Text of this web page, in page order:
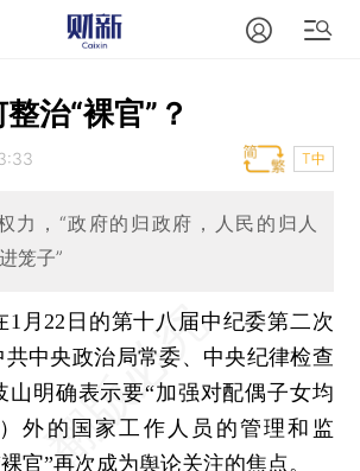
治“裸官”？
T中
力，“政府的归政府，人民的归人
笼子”
1月22日的第十八届中纪委第二次
中央政治局常委、中央纪律检查
山明确表示要“加强对配偶子女均
外的国家工作人员的管理和监
官”再次成为舆论关注的焦点。